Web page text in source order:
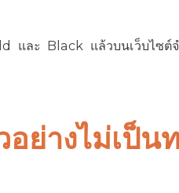
และ Black แล้วบนเว็บไซต์
ย่างไม่เป็น